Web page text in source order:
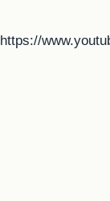
https://